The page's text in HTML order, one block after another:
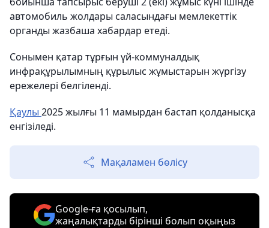
автомобиль жолдары саласындағы мемлекеттік
органды жазбаша хабардар етеді.
Сонымен қатар тұрғын үй-коммуналдық
инфрақұрылымның құрылыс жұмыстарын жүргізу
ережелері белгіленді.
Қаулы 2025 жылғы 11 мамырдан бастап қолданысқа
енгізіледі.
Мақаламен бөлісу
Google-ға қосылып,
жаңалықтарды бірінші болып оқыңыз